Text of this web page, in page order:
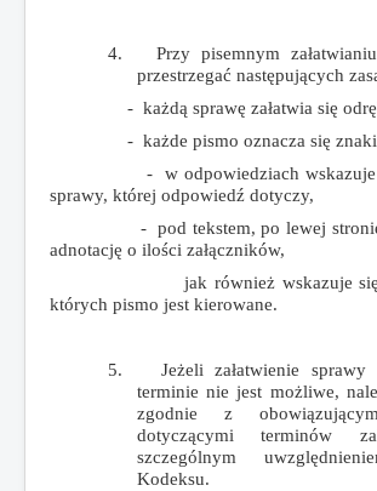
4.
Przy pisemnym
przestrzegać następujących
- każdą sprawę załatwia się
- każde pismo oznacza się
- w odpowiedziach wskazuje
sprawy, której odpowiedź dotyczy,
- pod tekstem, po lewej stronie
adnotację o ilości załączników,
jak również wskazuje się
których pismo jest kierowane.
5.
Jeżeli załatwienie
terminie nie jest możliwe,
zgodnie z
dotyczącymi terminów
szczególnym
Kodeksu.